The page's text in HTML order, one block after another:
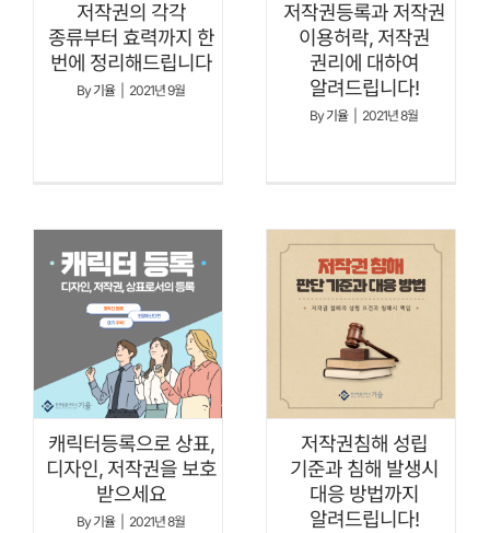
저작권의 각각
종류부터 효력까지 한
번에 정리해드립니다
By기율 2021년 9월
저작권등록과 저작권
이용허락, 저작권
권리에 대하여
알려드립니다!
By기율 2021년 8월
캐릭터등록으로 상표,
디자인, 저작권을 보호
받으세요
By기율 2021년 8월
저작권침해 성립
기준과 침해 발생시
대응 방법까지
알려드립니다!